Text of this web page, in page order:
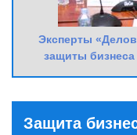
Эксперты
защиты бизнеса
Защита